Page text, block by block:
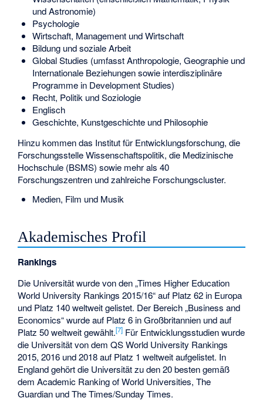
und Astronomie)
Psychologie
Wirtschaft, Management und Wirtschaft
Bildung und soziale Arbeit
Global Studies (umfasst Anthropologie, Geographie und
Internationale Beziehungen sowie interdisziplinäre
Programme in Development Studies)
Recht, Politik und Soziologie
Englisch
Geschichte, Kunstgeschichte und Philosophie
Hinzu kommen das Institut für Entwicklungsforschung, die
Forschungsstelle Wissenschaftspolitik, die Medizinische
Hochschule (BSMS) sowie mehr als 40
Forschungszentren und zahlreiche Forschungscluster.
Medien, Film und Musik
Akademisches Profil
Rankings
Die Universität wurde von den „Times Higher Education
World University Rankings 2015/16“ auf Platz 62 in Europa
und Platz 140 weltweit gelistet. Der Bereich „Business and
Economics“ wurde auf Platz 6 in Großbritannien und auf
Platz 50 weltweit gewählt.[7] Für Entwicklungsstudien wurde
die Universität von dem QS World University Rankings
2015, 2016 und 2018 auf Platz 1 weltweit aufgelistet. In
England gehört die Universität zu den 20 besten gemäß
dem Academic Ranking of World Universities, The
Guardian und The Times/Sunday Times.